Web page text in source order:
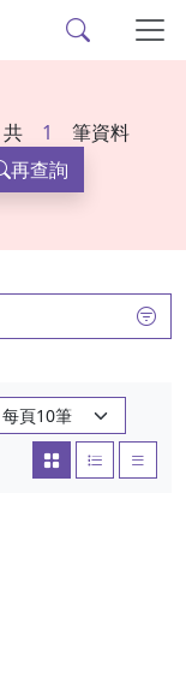
共 1
筆資料
再查詢
每頁筆數：
大圖 圖文 清單